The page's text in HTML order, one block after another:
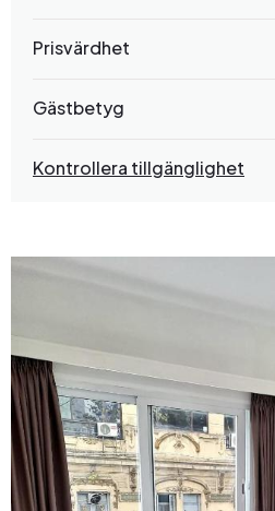
Prisvärdhet
Gästbetyg
Kontrollera tillgänglighet